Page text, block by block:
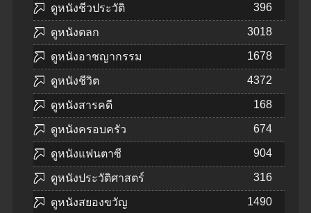
ดูหนังชีวประวัติ 396
ดูหนังตลก 3018
ดูหนังอาชญากรรม 1678
ดูหนังชีวิต 4372
ดูหนังสารคดี 168
ดูหนังครอบครัว 674
ดูหนังแฟนตาซี 904
ดูหนังประวัติศาสตร์ 316
ดูหนังสยองขวัญ 1490